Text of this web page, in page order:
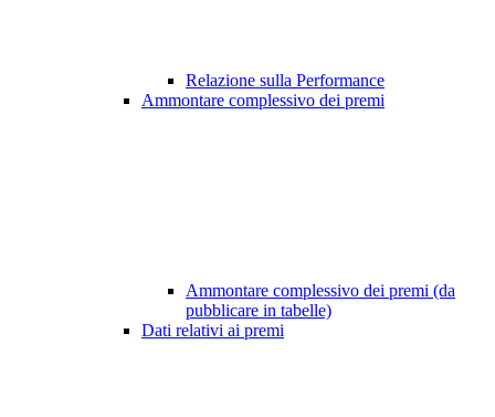
Relazione sulla Performance
Ammontare complessivo dei premi
Ammontare complessivo dei premi (da
pubblicare in tabelle)
Dati relativi ai premi